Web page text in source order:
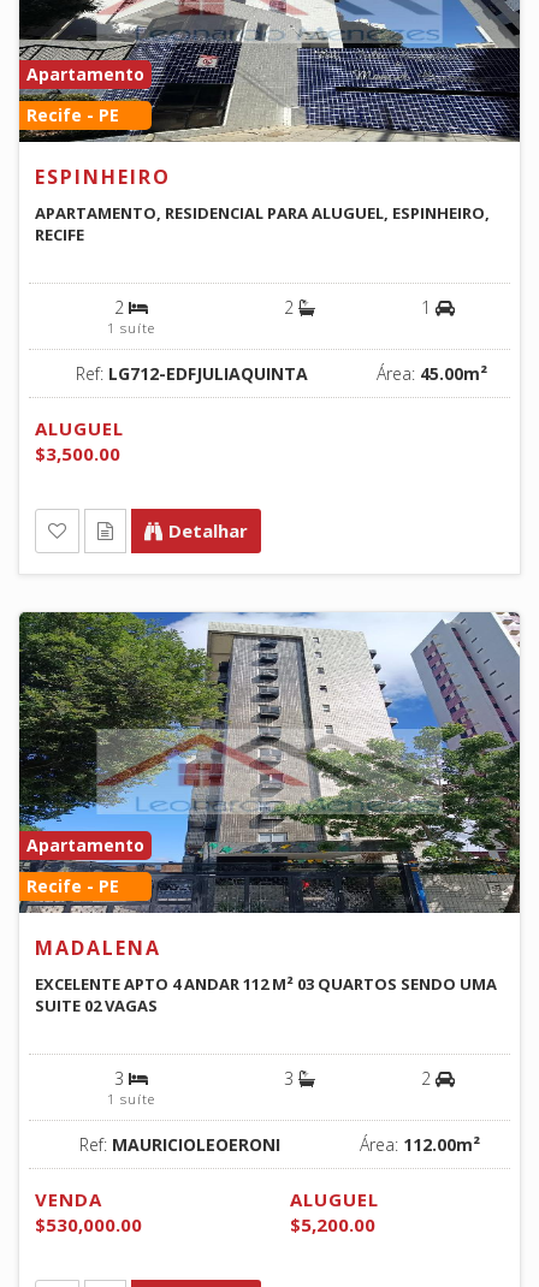
Apartamento
Recife - PE
ESPINHEIRO
APARTAMENTO, RESIDENCIAL PARA ALUGUEL, ESPINHEIRO,
RECIFE
2
1 suíte
2 1
Ref: LG712-EDFJULIAQUINTA Área: 45.00m²
ALUGUEL
$3,500.00
Detalhar
Apartamento
Recife - PE
MADALENA
EXCELENTE APTO 4 ANDAR 112 M² 03 QUARTOS SENDO UMA
SUITE 02 VAGAS
3
1 suíte
3 2
Ref: MAURICIOLEOERONI Área: 112.00m²
VENDA
$530,000.00
ALUGUEL
$5,200.00